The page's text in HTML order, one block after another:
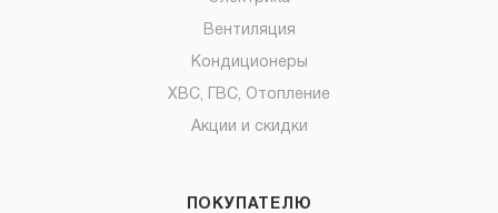
Вентиляция
Кондиционеры
ХВС, ГВС, Отопление
Акции и скидки
ПОКУПАТЕЛЮ